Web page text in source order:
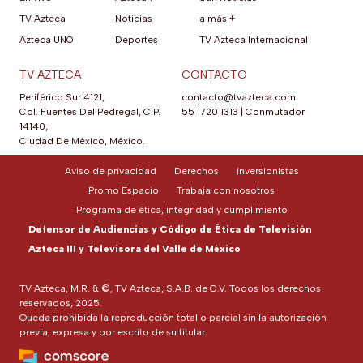
TV Azteca
Azteca UNO
Noticias
Deportes
a más +
TV Azteca Internacional
TV AZTECA
Periférico Sur 4121,
Col. Fuentes Del Pedregal, C.P.
14140,
Ciudad De México, México.
CONTACTO
contacto@tvazteca.com
55 1720 1313
Conmutador
TV Azteca, M.R. & ©, TV Azteca, S.A.B. de C.V. Todos los derechos
reservados, 2025.
Queda prohibida la reproducción total o parcial sin la autorización
previa, expresa y por escrito de su titular.
Aviso de privacidad Derechos
Inversionistas
Promo Espacio
Trabaja con nosotros
Programa de ética, integridad y cumplimiento
Defensor de Audiencias y Código de Ética de Televisión
Azteca III y Televisora del Valle de México